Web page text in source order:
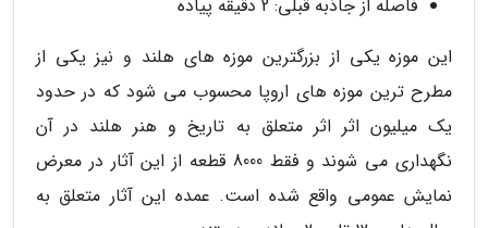
فاصله از جاذبه قبلی: 2 دقیقه پیاده
این موزه یکی از بزرگترین موزه های هلند و نیز یکی از
مطرح ترین موزه های اروپا محسوب می شود که در حدود
یک میلیون اثر اثر متعلق به تاریخ و هنر هلند در آن
نگهداری می شوند و فقط 8000 قطعه از این آثار در معرض
نمایش عمومی واقع شده است. عمده این آثار متعلق به